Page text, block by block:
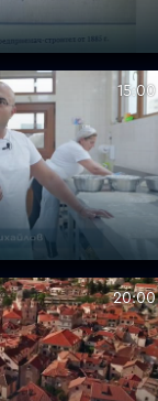
15:00
20:00